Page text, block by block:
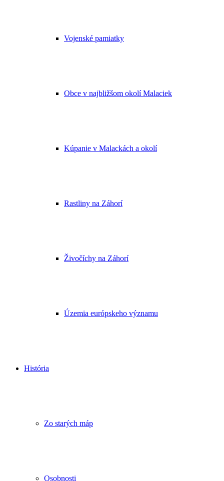
Vojenské pamiatky
Obce v najbližšom okolí Malaciek
Kúpanie v Malackách a okolí
Rastliny na Záhorí
Živočíchy na Záhorí
Územia európskeho významu
História
Zo starých máp
Osobnosti